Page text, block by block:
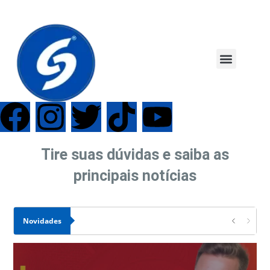
Tire suas dúvidas e saiba as
principais notícias
Novidades